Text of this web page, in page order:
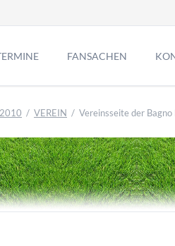
FANSACHEN
VEREIN Vereinsseite der